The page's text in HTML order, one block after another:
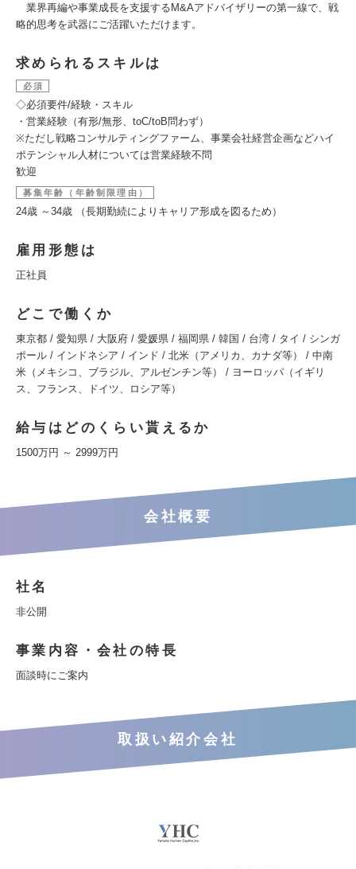
業界再編や事業成長を支援するM&Aアドバイザリーの第一線で、戦
略的思考を武器にご活躍いただけます。
求められるスキルは
必須
◇必須要件/経験・スキル
・営業経験（有形/無形、toC/toB問わず）
※ただし戦略コンサルティングファーム、事業会社経営企画などハイ
ポテンシャル人材については営業経験不問
歓迎
募集年齢（年齢制限理由）
24歳 ～34歳 （長期勤続によりキャリア形成を図るため）
雇用形態は
正社員
どこで働くか
東京都 / 愛知県 / 大阪府 / 愛媛県 / 福岡県 / 韓国 / 台湾 / タイ / シンガ
ポール / インドネシア / インド / 北米（アメリカ、カナダ等） / 中南
米（メキシコ、ブラジル、アルゼンチン等） / ヨーロッパ（イギリ
ス、フランス、ドイツ、ロシア等）
給与はどのくらい貰えるか
1500万円 ～ 2999万円
会社概要
社名
非公開
事業内容・会社の特長
面談時にご案内
取扱い紹介会社